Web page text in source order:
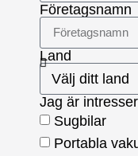
Företagsnamn
Land
Jag är
Sugbilar
Portabla